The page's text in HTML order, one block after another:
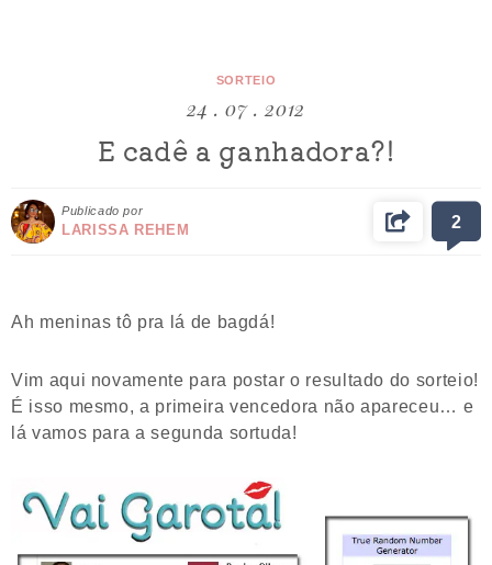
SORTEIO
24 . 07 . 2012
E cadê a ganhadora?!
Publicado por
LARISSA REHEM 2
Ah meninas tô pra lá de bagdá!
Vim aqui novamente para postar o resultado do sorteio!
É isso mesmo, a primeira vencedora não apareceu… e
lá vamos para a segunda sortuda!